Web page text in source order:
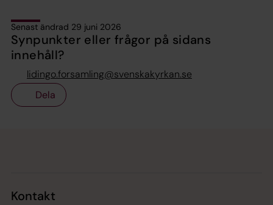
Senast ändrad 29 juni 2026
Synpunkter eller frågor på sidans
innehåll?
lidingo.forsamling@svenskakyrkan.se
Dela
Kontakt